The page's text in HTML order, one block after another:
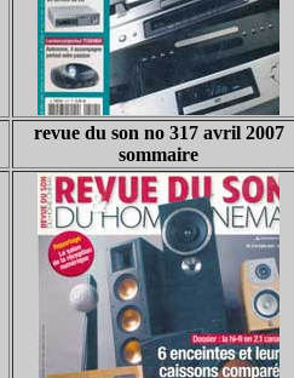
revue du son no 317 avril 2007
sommaire